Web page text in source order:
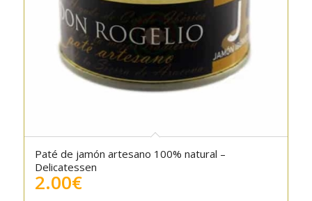
5.00
Paté de jamón artesano 100% natural –
Delicatessen
2.00€